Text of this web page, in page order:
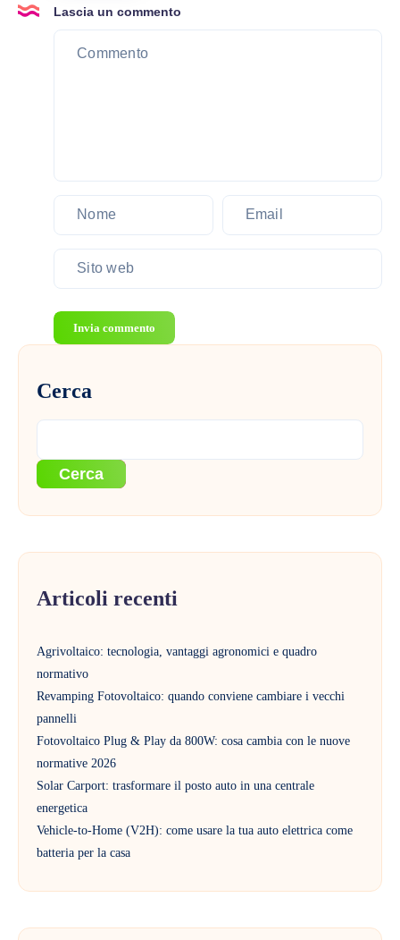
nostro
futuro
Lascia un commento
Invia commento
Cerca
Cerca
Articoli recenti
Agrivoltaico: tecnologia, vantaggi agronomici e quadro
normativo
Revamping Fotovoltaico: quando conviene cambiare i vecchi
pannelli
Fotovoltaico Plug & Play da 800W: cosa cambia con le nuove
normative 2026
Solar Carport: trasformare il posto auto in una centrale
energetica
Vehicle-to-Home (V2H): come usare la tua auto elettrica come
batteria per la casa